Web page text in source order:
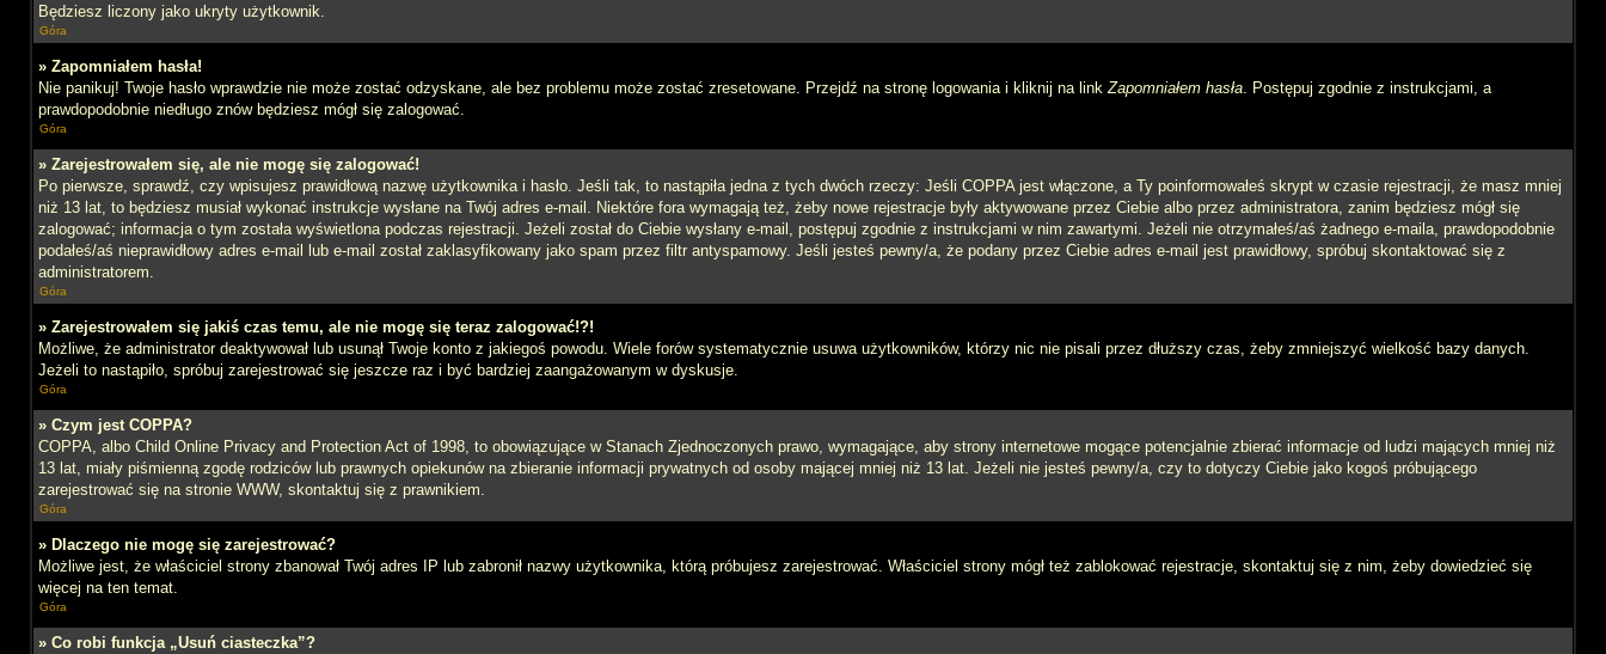
Będziesz liczony jako ukryty użytkownik.
Góra
» Zapomniałem hasła!
Nie panikuj! Twoje hasło wprawdzie nie może zostać odzyskane, ale bez problemu może zostać zresetowane. Przejdź na stronę logowania i kliknij na linkZapomniałem hasła. Postępuj zgodnie z instrukcjami, a
prawdopodobnie niedługo znów będziesz mógł się zalogować.
Góra
» Zarejestrowałem się, ale nie mogę się zalogować!
Po pierwsze, sprawdź, czy wpisujesz prawidłową nazwę użytkownika i hasło. Jeśli tak, to nastąpiła jedna z tych dwóch rzeczy: Jeśli COPPA jest włączone, a Ty poinformowałeś skrypt w czasie rejestracji, że masz mniej
niż 13 lat, to będziesz musiał wykonać instrukcje wysłane na Twój adres e-mail. Niektóre fora wymagają też, żeby nowe rejestracje były aktywowane przez Ciebie albo przez administratora, zanim będziesz mógł się
zalogować; informacja o tym została wyświetlona podczas rejestracji. Jeżeli został do Ciebie wysłany e-mail, postępuj zgodnie z instrukcjami w nim zawartymi. Jeżeli nie otrzymałeś/aś żadnego e-maila, prawdopodobnie
podałeś/aś nieprawidłowy adres e-mail lub e-mail został zaklasyfikowany jako spam przez filtr antyspamowy. Jeśli jesteś pewny/a, że podany przez Ciebie adres e-mail jest prawidłowy, spróbuj skontaktować się z
administratorem.
Góra
» Zarejestrowałem się jakiś czas temu, ale nie mogę się teraz zalogować!?!
Możliwe, że administrator deaktywował lub usunął Twoje konto z jakiegoś powodu. Wiele forów systematycznie usuwa użytkowników, którzy nic nie pisali przez dłuższy czas, żeby zmniejszyć wielkość bazy danych.
Jeżeli to nastąpiło, spróbuj zarejestrować się jeszcze raz i być bardziej zaangażowanym w dyskusje.
Góra
» Czym jest COPPA?
COPPA, albo Child Online Privacy and Protection Act of 1998, to obowiązujące w Stanach Zjednoczonych prawo, wymagające, aby strony internetowe mogące potencjalnie zbierać informacje od ludzi mających mniej niż
13 lat, miały piśmienną zgodę rodziców lub prawnych opiekunów na zbieranie informacji prywatnych od osoby mającej mniej niż 13 lat. Jeżeli nie jesteś pewny/a, czy to dotyczy Ciebie jako kogoś próbującego
zarejestrować się na stronie WWW, skontaktuj się z prawnikiem.
Góra
» Dlaczego nie mogę się zarejestrować?
Możliwe jest, że właściciel strony zbanował Twój adres IP lub zabronił nazwy użytkownika, którą próbujesz zarejestrować. Właściciel strony mógł też zablokować rejestracje, skontaktuj się z nim, żeby dowiedzieć się
więcej na ten temat.
Góra
» Co robi funkcja „Usuń ciasteczka”?